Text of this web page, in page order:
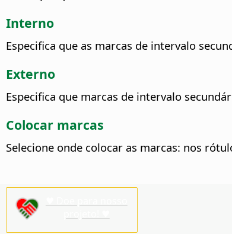
Interno
Especifica que as marcas de intervalo
Externo
Especifica que marcas de intervalo
Colocar marcas
Selecione onde colocar as marcas: nos